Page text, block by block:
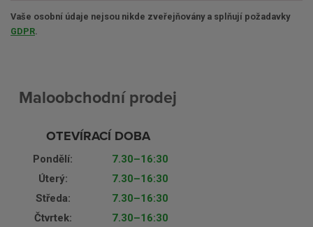
Vaše osobní údaje nejsou nikde zveřejňovány a splňují požadavky
GDPR.
Maloobchodní prodej
OTEVÍRACÍ DOBA
Pondělí:
7.30–16:30
Úterý:
7.30–16:30
Středa:
7.30–16:30
Čtvrtek:
7.30–16:30